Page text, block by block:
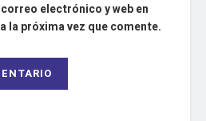
electrónico y web en
la próxima vez que comente.